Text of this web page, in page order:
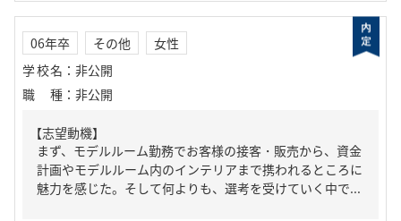
06年卒 その他
女性
学校名 ： 非公開
職種 ： 非公開
【志望動機】
まず、モデルルーム勤務でお客様の接客・販売から、資金
計画やモデルルーム内のインテリアまで携われるところに
魅力を感じた。そして何よりも、選考を受けていく中で...